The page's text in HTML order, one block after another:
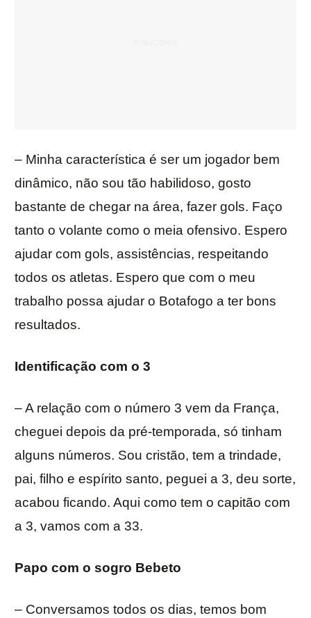
– Minha característica é ser um jogador bem
dinâmico, não sou tão habilidoso, gosto
bastante de chegar na área, fazer gols. Faço
tanto o volante como o meia ofensivo. Espero
ajudar com gols, assistências, respeitando
todos os atletas. Espero que com o meu
trabalho possa ajudar o Botafogo a ter bons
resultados.
Identificação com o 3
– A relação com o número 3 vem da França,
cheguei depois da pré-temporada, só tinham
alguns números. Sou cristão, tem a trindade,
pai, filho e espírito santo, peguei a 3, deu sorte,
acabou ficando. Aqui como tem o capitão com
a 3, vamos com a 33.
Papo com o sogro Bebeto
– Conversamos todos os dias, temos bom